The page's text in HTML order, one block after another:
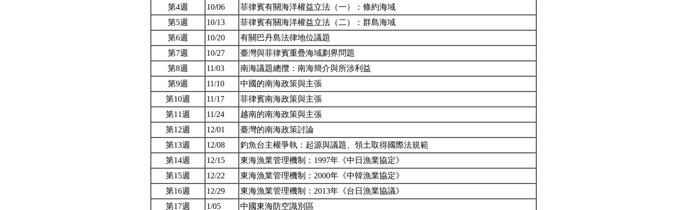
第4週
10/06
菲律賓有關海洋權益立法（一）：條約海域
第5週
10/13
菲律賓有關海洋權益立法（二）：群島海域
第6週
10/20
有關巴丹島法律地位議題
第7週
10/27
臺灣與菲律賓重疊海域劃界問題
第8週
11/03
南海議題總攬：南海簡介與所涉利益
第9週
11/10
中國的南海政策與主張
第10週
11/17
菲律賓南海政策與主張
第11週
11/24
越南的南海政策與主張
第12週
12/01
臺灣的南海政策討論
第13週
12/08
釣魚台主權爭執：起源與議題、領土取得國際法規範
第14週
12/15
東海漁業管理機制：1997年《中日漁業協定》
第15週
12/22
東海漁業管理機制：2000年《中韓漁業協定》
第16週
12/29
東海漁業管理機制：2013年《台日漁業協議》
第17週
1/05 中國東海防空識別區